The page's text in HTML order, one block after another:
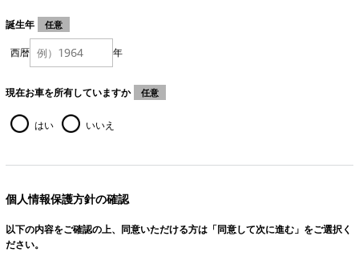
誕生年 任意
西暦 年
現在お車を所有していますか 任意
はい いいえ
個人情報保護方針の確認
以下の内容をご確認の上、同意いただける方は「同意して次に進む」をご選択く
ださい。